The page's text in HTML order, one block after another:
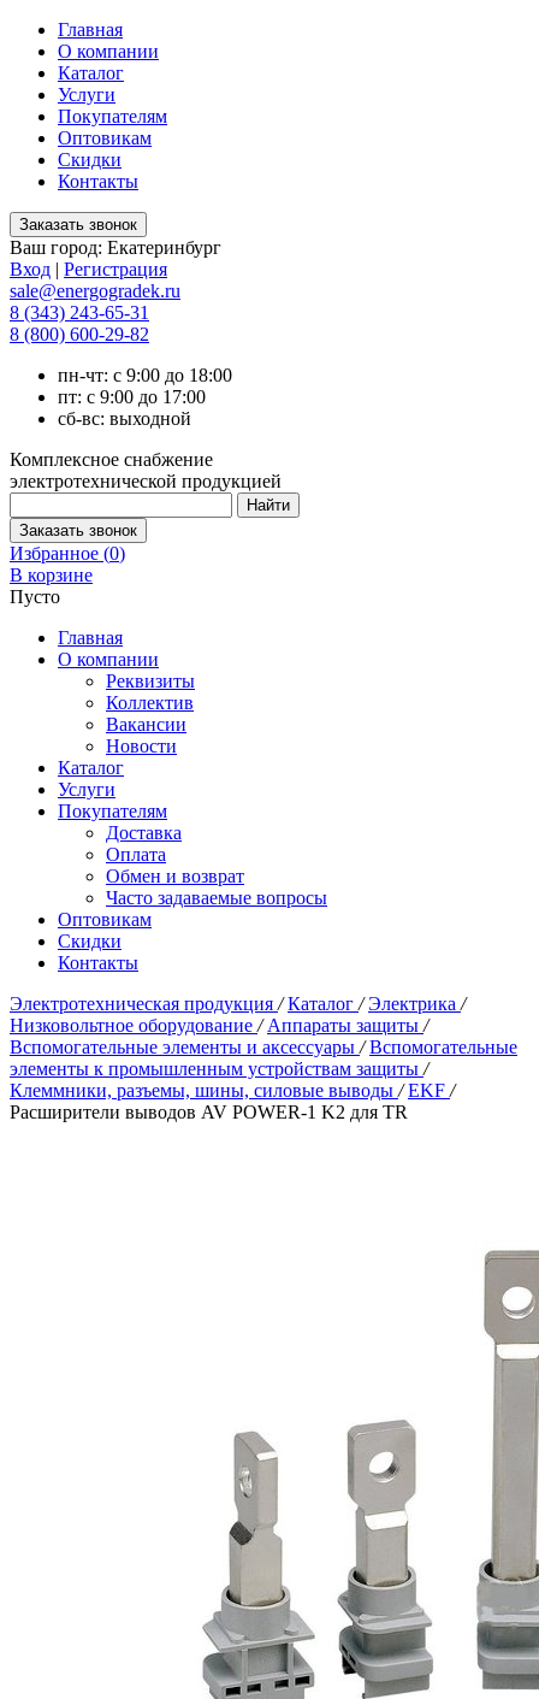
Главная
О компании
Каталог
Услуги
Покупателям
Оптовикам
Скидки
Контакты
Ваш город: Екатеринбург
Вход | Регистрация
sale@energogradek.ru
8 (343) 243-65-31
8 (800) 600-29-82
пн-чт: с 9:00 до 18:00
пт: с 9:00 до 17:00
сб-вс: выходной
Комплексное снабжение
электротехнической продукцией
Избранное (0)
В корзине
Пусто
Главная
О компании
Реквизиты
Коллектив
Вакансии
Новости
Каталог
Услуги
Покупателям
Доставка
Оплата
Обмен и возврат
Часто задаваемые вопросы
Оптовикам
Скидки
Контакты
Электротехническая продукция / Каталог / Электрика /
Низковольтное оборудование / Аппараты защиты /
Вспомогательные элементы и аксессуары / Вспомогательные
элементы к промышленным устройствам защиты /
Клеммники, разъемы, шины, силовые выводы / EKF /
Расширители выводов AV POWER-1 K2 для TR